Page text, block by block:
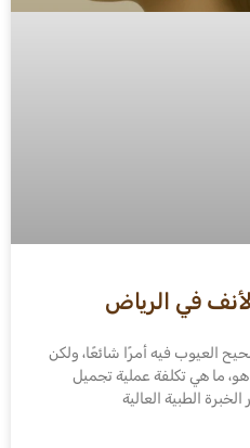
في الرياض
العيوب فيه أمرًا شائعًا، ولكن
هو، ما هي تكلفة عملية تجميل
الطبية العالية